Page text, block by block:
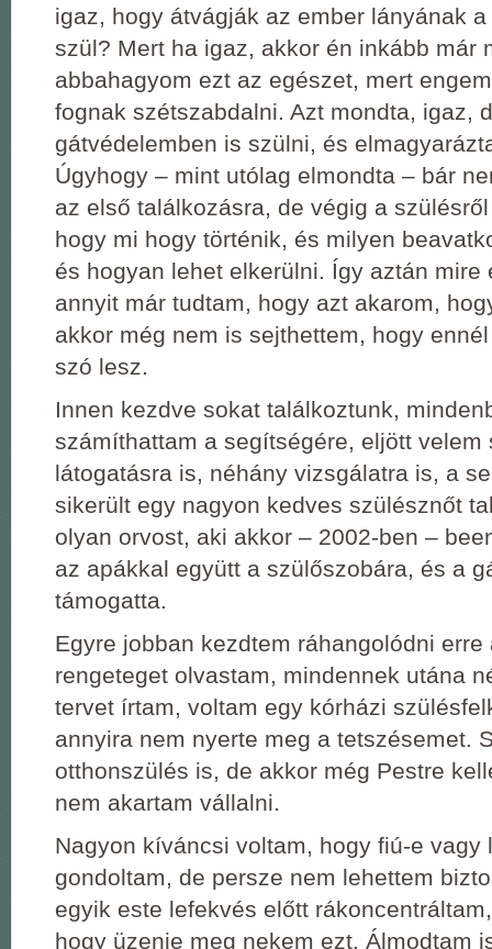
igaz, hogy átvágják az ember lányának
szül? Mert ha igaz, akkor én inkább már
abbahagyom ezt az egészet, mert
fognak szétszabdalni. Azt mondta, igaz,
gátvédelemben is szülni, és
Úgyhogy – mint utólag elmondta – bár
az első találkozásra, de végig a
hogy mi hogy történik, és milyen
és hogyan lehet elkerülni. Így aztán mire
annyit már tudtam, hogy azt akarom,
akkor még nem is sejthettem, hogy
szó lesz.
Innen kezdve sokat találkoztunk,
számíthattam a segítségére, eljött velem
látogatásra is, néhány vizsgálatra is, a
sikerült egy nagyon kedves szülésznőt
olyan orvost, aki akkor – 2002-ben –
az apákkal együtt a szülőszobára, és a
támogatta.
Egyre jobban kezdtem ráhangolódni erre
rengeteget olvastam, mindennek utána
tervet írtam, voltam egy kórházi
annyira nem nyerte meg a tetszésemet.
otthonszülés is, de akkor még Pestre
nem akartam vállalni.
Nagyon kíváncsi voltam, hogy fiú-e vagy
gondoltam, de persze nem lehettem
egyik este lefekvés előtt
hogy üzenje meg nekem ezt. Álmodtam